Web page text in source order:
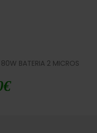
BATERIA 2 MICROS
€